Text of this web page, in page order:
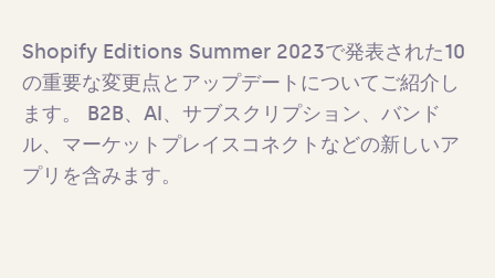
Shopify Editions Summer 2023で発表された10
の重要な変更点とアップデートについてご紹介し
ます。 B2B、AI、サブスクリプション、バンド
ル、マーケットプレイスコネクトなどの新しいア
プリを含みます。